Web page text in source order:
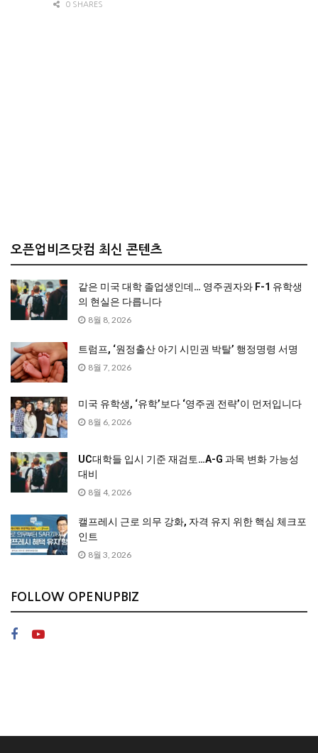
0 SHARES
오픈업비즈닷컴 최신 콘텐츠
같은 미국 대학 졸업생인데… 영주권자와 F-1 유학생
의 현실은 다릅니다
8월 8, 2026
트럼프, ‘원정출산 아기 시민권 박탈’ 행정명령 서명
8월 7, 2026
미국 유학생, ‘유학’보다 ‘영주권 전략’이 먼저입니다
8월 6, 2026
UC대학들 입시 기준 재검토…A-G 과목 변화 가능성
대비
8월 4, 2026
캘프레시 근로 의무 강화, 자격 유지 위한 핵심 체크포
인트
8월 3, 2026
FOLLOW OPENUPBIZ